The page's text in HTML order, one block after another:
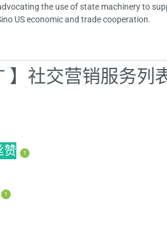
the use of state machinery to
US economic and trade cooperation.
】社交营销服务列
赞 1
1